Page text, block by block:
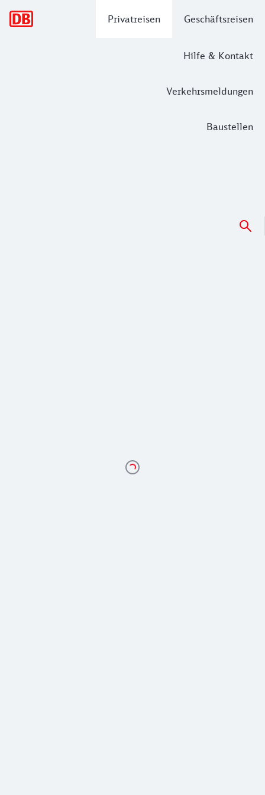
Privatreisen Geschäftsreisen
Hilfe & Kontakt
Verkehrsmeldungen
Baustellen